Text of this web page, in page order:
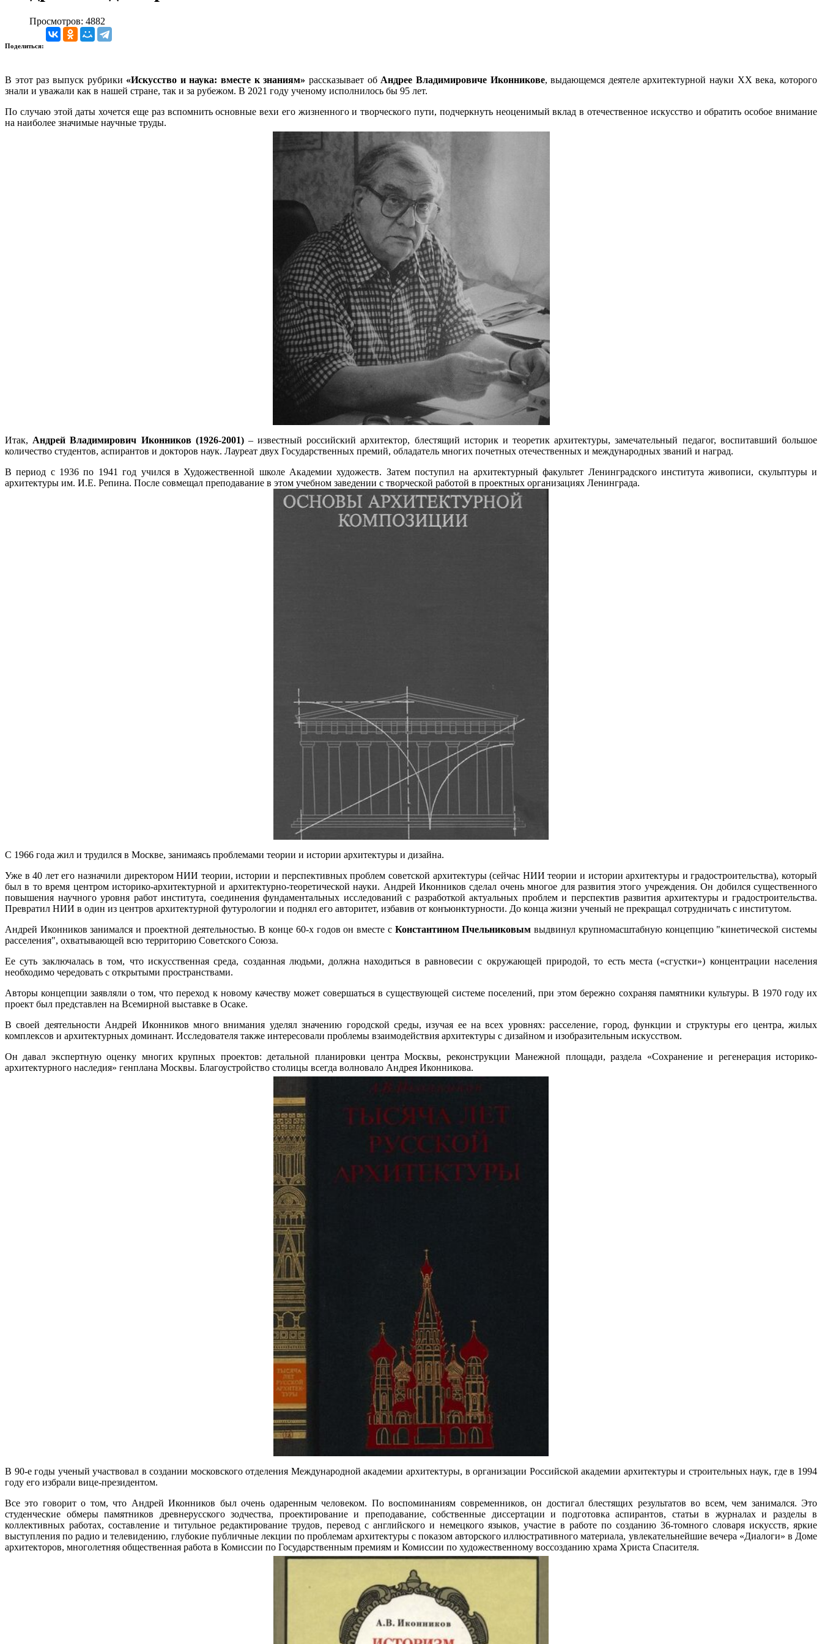
Просмотров: 4882
Поделиться:
В этот раз выпуск рубрики «Искусство и наука: вместе к знаниям»рассказывает об Андрее Владимировиче Иконникове, выдающемся деятеле архитектурной науки XX века, которого
знали и уважали как в нашей стране, так и за рубежом. В 2021 году ученому исполнилось бы 95 лет.
По случаю этой даты хочется еще раз вспомнить основные вехи его жизненного и творческого пути, подчеркнуть неоценимый вклад в отечественное искусство и обратить особое внимание
на наиболее значимые научные труды.
Итак, Андрей Владимирович Иконников (1926-2001) – известный российский архитектор, блестящий историк и теоретик архитектуры, замечательный педагог, воспитавший большое
количество студентов, аспирантов и докторов наук. Лауреат двух Государственных премий, обладатель многих почетных отечественных и международных званий и наград.
В период с 1936 по 1941 год учился в Художественной школе Академии художеств. Затем поступил на архитектурный факультет Ленинградского института живописи, скульптуры и
архитектуры им. И.Е. Репина. После совмещал преподавание в этом учебном заведении с творческой работой в проектных организациях Ленинграда.
C 1966 года жил и трудился в Москве, занимаясь проблемами теории и истории архитектуры и дизайна.
Уже в 40 лет его назначили директором НИИ теории, истории и перспективных проблем советской архитектуры (сейчас НИИ теории и истории архитектуры и градостроительства), который
был в то время центром историко-архитектурной и архитектурно-теоретической науки. Андрей Иконников сделал очень многое для развития этого учреждения. Он добился существенного
повышения научного уровня работ института, соединения фундаментальных исследований с разработкой актуальных проблем и перспектив развития архитектуры и градостроительства.
Превратил НИИ в один из центров архитектурной футурологии и поднял его авторитет, избавив от конъюнктурности. До конца жизни ученый не прекращал сотрудничать с институтом.
Андрей Иконников занимался и проектной деятельностью. В конце 60-х годов он вместе с Константином Пчельниковым выдвинул крупномасштабную концепцию "кинетической системы
расселения", охватывающей всю территорию Советского Союза.
Ее суть заключалась в том, что искусственная среда, созданная людьми, должна находиться в равновесии с окружающей природой, то есть места («сгустки») концентрации населения
необходимо чередовать с открытыми пространствами.
Авторы концепции заявляли о том, что переход к новому качеству может совершаться в существующей системе поселений, при этом бережно сохраняя памятники культуры. В 1970 году их
проект был представлен на Всемирной выставке в Осаке.
В своей деятельности Андрей Иконников много внимания уделял значению городской среды, изучая ее на всех уровнях: расселение, город, функции и структуры его центра, жилых
комплексов и архитектурных доминант. Исследователя также интересовали проблемы взаимодействия архитектуры с дизайном и изобразительным искусством.
Он давал экспертную оценку многих крупных проектов: детальной планировки центра Москвы, реконструкции Манежной площади, раздела «Сохранение и регенерация историко-
архитектурного наследия» генплана Москвы. Благоустройство столицы всегда волновало Андрея Иконникова.
В 90-е годы ученый участвовал в создании московского отделения Международной академии архитектуры, в организации Российской академии архитектуры и строительных наук, где в 1994
году его избрали вице-президентом.
Все это говорит о том, что Андрей Иконников был очень одаренным человеком. По воспоминаниям современников, он достигал блестящих результатов во всем, чем занимался. Это
студенческие обмеры памятников древнерусского зодчества, проектирование и преподавание, собственные диссертации и подготовка аспирантов, статьи в журналах и разделы в
коллективных работах, составление и титульное редактирование трудов, перевод с английского и немецкого языков, участие в работе по созданию 36-томного словаря искусств, яркие
выступления по радио и телевидению, глубокие публичные лекции по проблемам архитектуры с показом авторского иллюстративного материала, увлекательнейшие вечера «Диалоги» в Доме
архитекторов, многолетняя общественная работа в Комиссии по Государственным премиям и Комиссии по художественному воссозданию храма Христа Спасителя.